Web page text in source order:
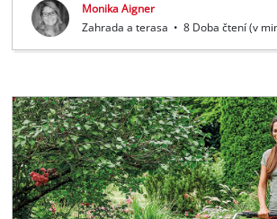
Monika Aigner
Zahrada a terasa • 8 Doba čtení (v